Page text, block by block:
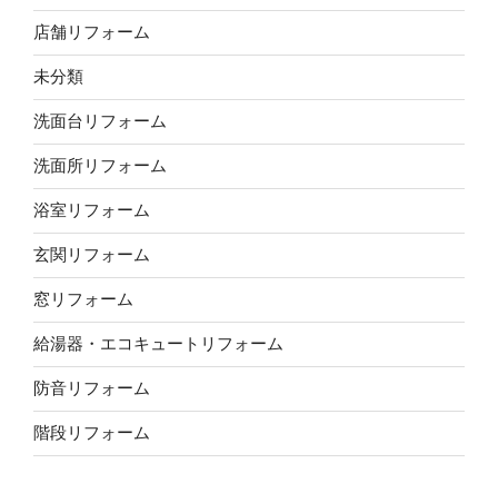
店舗リフォーム
未分類
洗面台リフォーム
洗面所リフォーム
浴室リフォーム
玄関リフォーム
窓リフォーム
給湯器・エコキュートリフォーム
防音リフォーム
階段リフォーム